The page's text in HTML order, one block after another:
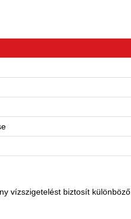
vízszigetelést biztosít különböző